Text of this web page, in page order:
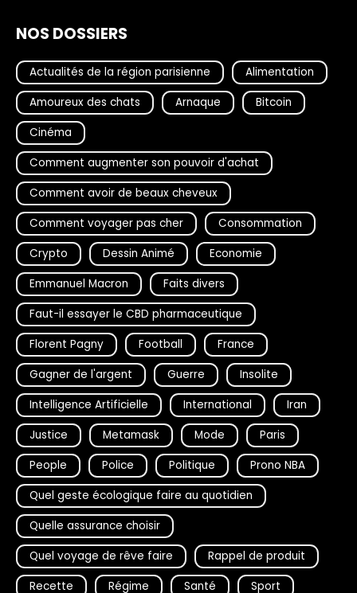
NOS DOSSIERS
Actualités de la région parisienne
Alimentation
Amoureux des chats
Arnaque
Bitcoin
Cinéma
Comment augmenter son pouvoir d'achat
Comment avoir de beaux cheveux
Comment voyager pas cher
Consommation
Crypto
Dessin Animé
Economie
Emmanuel Macron
Faits divers
Faut-il essayer le CBD pharmaceutique
Florent Pagny
Football
France
Gagner de l'argent
Guerre
Insolite
Intelligence Artificielle
International
Iran
Justice
Metamask Mode
Paris
People
Police Politique
Prono NBA
Quel geste écologique faire au quotidien
Quelle assurance choisir
Quel voyage de rêve faire
Rappel de produit
Recette
Régime Santé Sport